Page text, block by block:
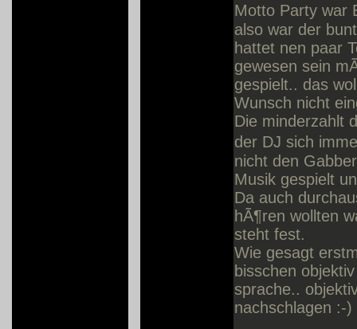
Motto Party war
also war der
hattet nen paar
gewesen sein
gespielt.. das
Wunsch nicht
Die minderzahlt
der DJ sich
nicht den
Musik gespielt
Da auch
hÃ¶ren wollten
steht fest.
Wie gesagt
bisschen
sprache..
nachschlagen :-)